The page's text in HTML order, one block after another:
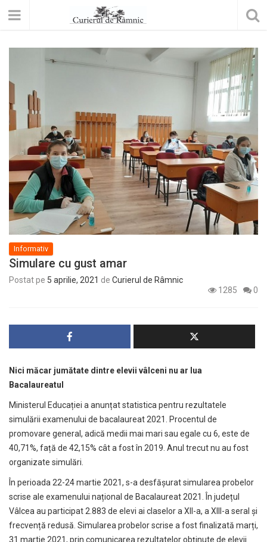
Informativ
Simulare cu gust amar
Postat pe 5 aprilie, 2021 de Curierul de Râmnic
1285
0
Nici măcar jumătate dintre elevii vâlceni nu ar lua
Bacalaureatul
Ministerul Educației a anunțat statistica pentru rezultatele
simulării examenului de bacalaureat 2021. Procentul de
promovare general, adică medii mai mari sau egale cu 6, este de
40,71%, față de 42,15% cât a fost în 2019. Anul trecut nu au fost
organizate simulări.
În perioada 22-24 martie 2021, s-a desfășurat simularea probelor
scrise ale examenului național de Bacalaureat 2021. În județul
Vâlcea au participat 2.883 de elevi ai claselor a XII-a, a XIII-a seral și
frecvență redusă. Simularea probelor scrise a fost finalizată marți,
31 martie 2021, prin comunicarea rezultatelor obținute de elevii